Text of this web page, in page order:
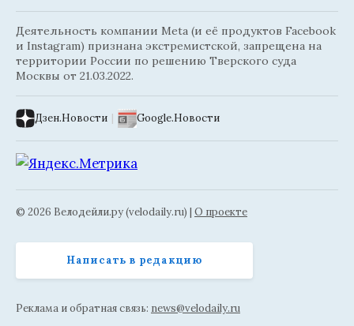
Деятельность компании Meta (и её продуктов Facebook
и Instagram) признана экстремистской, запрещена на
территории России по решению Тверского суда
Москвы от 21.03.2022.
Дзен.Новости | Google.Новости
© 2026 Велодейли.ру (velodaily.ru) | О проекте
Написать в редакцию
Реклама и обратная связь: news@velodaily.ru